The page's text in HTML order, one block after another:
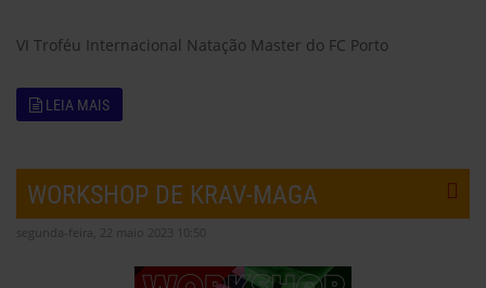
VI Troféu Internacional Natação Master do FC Porto
LEIA MAIS
WORKSHOP DE KRAV-MAGA
segunda-feira, 22 maio 2023 10:50